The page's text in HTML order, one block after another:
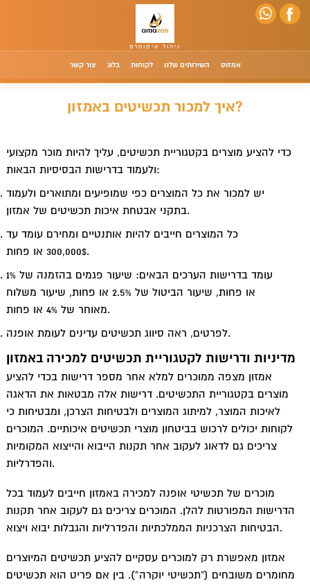
אמזוס השירותים שלנו לקוחות בלוג צור קשר
איך למכור תכשיטים באמזון?
כדי להציע מוצרים בקטגוריית תכשיטים, עליך להיות מוכר מקצועי
ולעמוד בדרישות הבסיסיות הבאות:
יש למכור את כל המוצרים כפי שמופיעים ומתוארים ולעמוד
בתקני אבטחת איכות תכשיטים של אמזון.
כל המוצרים חייבים להיות אותנטיים ומחירם עומד עד
300,000$ או פחות.
עומד בדרישות הערכים הבאים: שיעור פגמים בהזמנה של 1%
או פחות, שיעור הביטול של 2.5% או פחות, שיעור משלוח
מאוחר של 4% או פחות.
לפרטים, ראה סיווג תכשיטים עדינים לעומת אופנה.
מדיניות ודרישות לקטגוריית תכשיטים למכירה באמזון
אמזון מצפה ממוכרים למלא אחר מספר דרישות בכדי להציע
מוצרים בקטגוריית התכשיטים. דרישות אלה מבטאות את הדאגה
לאיכות המוצר, למיתוג המוצרים ולבטיחות הצרכן, ומבטיחות כי
לקוחות יכולים לרכוש בביטחון מוצרי תכשיטים איכותיים. המוכרים
צריכים גם לדאוג לעקוב אחר תקנות הייבוא והייצוא המקומיות
והפדרליות.
מוכרים של תכשיטי אופנה למכירה באמזון חייבים לעמוד בכל
הדרישות המפורטות להלן. המוכרים צריכים גם לעקוב אחר תקנות
הבטיחות הצרכניות הממלכתיות והפדרליות והגבלות יבוא ויצוא.
אמזון מאפשרת רק למוכרים עסקיים להציע תכשיטים המיוצרים
מחומרים משובחים (“תכשיטי יוקרה”). בין אם פריט הוא תכשיטים